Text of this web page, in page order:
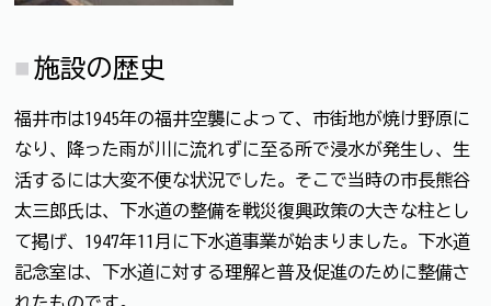
施設の歴史
福井市は1945年の福井空襲によって、市街地が焼け野原に
なり、降った雨が川に流れずに至る所で浸水が発生し、生
活するには大変不便な状況でした。そこで当時の市長熊谷
太三郎氏は、下水道の整備を戦災復興政策の大きな柱とし
て掲げ、1947年11月に下水道事業が始まりました。下水道
記念室は、下水道に対する理解と普及促進のために整備さ